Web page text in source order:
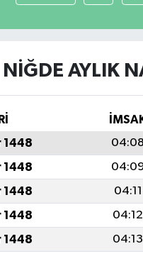
NIĞDE AYLIK
1448 04:08
1448
1448 04:11
1448 04:12
1448 04:13